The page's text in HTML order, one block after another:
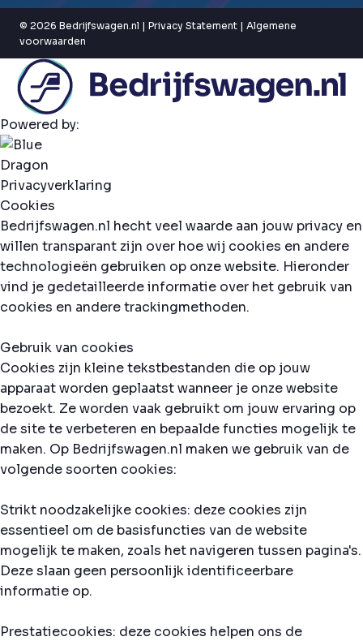
© 2026 Bedrijfswagen.nl | Privacy Statement | Algemene
voorwaarden
Powered by:
Privacyverklaring
Cookies
Bedrijfswagen.nl hecht veel waarde aan jouw privacy en
willen transparant zijn over hoe wij cookies en andere
technologieën gebruiken op onze website. Hieronder
vind je gedetailleerde informatie over het gebruik van
cookies en andere trackingmethoden.
Gebruik van cookies
Cookies zijn kleine tekstbestanden die op jouw
apparaat worden geplaatst wanneer je onze website
bezoekt. Ze worden vaak gebruikt om jouw ervaring op
de site te verbeteren en bepaalde functies mogelijk te
maken. Op Bedrijfswagen.nl maken we gebruik van de
volgende soorten cookies:
Strikt noodzakelijke cookies: deze cookies zijn
essentieel om de basisfuncties van de website
mogelijk te maken, zoals het navigeren tussen pagina's.
Deze slaan geen persoonlijk identificeerbare
informatie op.
Prestatiecookies: deze cookies helpen ons de